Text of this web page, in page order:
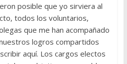
posible que yo sirviera al
todos los voluntarios,
que me han acompañado
logros compartidos
aquí. Los cargos electos